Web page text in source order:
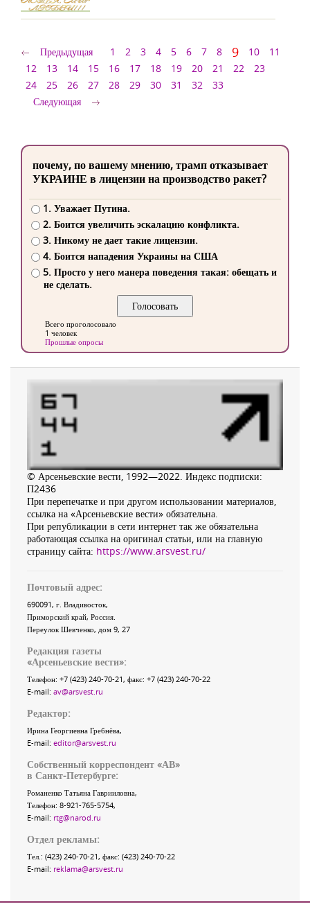
Предыдущая 1 2 3 4 5 6 7 8 9 10
11
12
13 14 15 16 17 18 19 20 21 22
23
24
25 26 27 28 29 30 31 32
33
Следующая
почему, по вашему мнению, трамп отказывает
УКРАИНЕ в лицензии на производство ракет?
1. Уважает Путина.
2. Боится увеличить эскалацию конфликта.
3. Никому не дает такие лицензии.
4. Боится нападения Украины на США
5. Просто у него манера поведения такая: обещать и
не сделать.
Всего проголосовало
1 человек
Прошлые опросы
© Арсеньевские вести, 1992—2022. Индекс подписки:
П2436
При перепечатке и при другом использовании материалов,
ссылка на «Арсеньевские вести» обязательна.
При републикации в сети интернет так же обязательна
работающая ссылка на оригинал статьи, или на главную
страницу сайта: https://www.arsvest.ru/
Почтовый адрес:
690091, г. Владивосток,
Приморский край, Россия
Переулок Шевченко, дом 9, 27
Редакция газеты
«Арсеньевские вести»:
Телефон: +7 (423) 240-70-21, факс: +7 (423) 240-70-22
E-mail: av@arsvest.ru
Редактор:
Ирина Георгиевна Гребнёва,
E-mail: editor@arsvest.ru
Собственный корреспондент «АВ»
в Санкт-Петербурге:
Романенко Татьяна Гаврииловна,
Телефон: 8-921-765-5754,
E-mail: rtg@narod.ru
Отдел рекламы:
Тел.: (423) 240-70-21, факс: (423) 240-70-22
E-mail: reklama@arsvest.ru